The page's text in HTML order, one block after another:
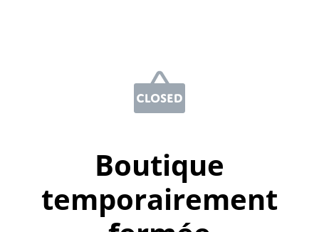
Boutique
temporairement